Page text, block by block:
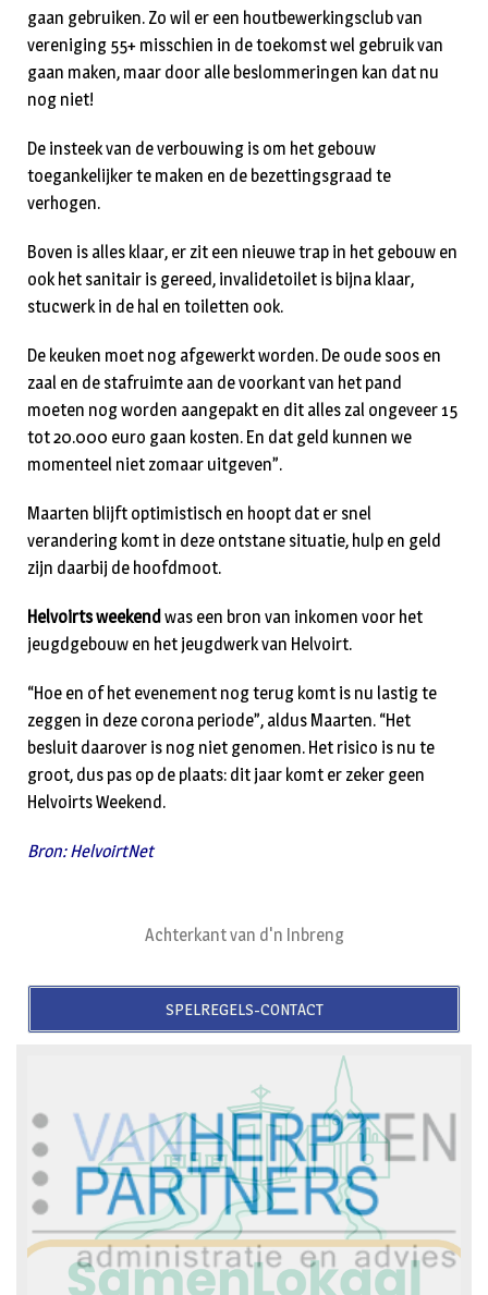
gaan gebruiken. Zo wil er een houtbewerkingsclub van
vereniging 55+ misschien in de toekomst wel gebruik van
gaan maken, maar door alle beslommeringen kan dat nu
nog niet!
De insteek van de verbouwing is om het gebouw
toegankelijker te maken en de bezettingsgraad te
verhogen.
Boven is alles klaar, er zit een nieuwe trap in het gebouw en
ook het sanitair is gereed, invalidetoilet is bijna klaar,
stucwerk in de hal en toiletten ook.
De keuken moet nog afgewerkt worden. De oude soos en
zaal en de stafruimte aan de voorkant van het pand
moeten nog worden aangepakt en dit alles zal ongeveer 15
tot 20.000 euro gaan kosten. En dat geld kunnen we
momenteel niet zomaar uitgeven”.
Maarten blijft optimistisch en hoopt dat er snel
verandering komt in deze ontstane situatie, hulp en geld
zijn daarbij de hoofdmoot.
Helvoirts weekend was een bron van inkomen voor het
jeugdgebouw en het jeugdwerk van Helvoirt.
“Hoe en of het evenement nog terug komt is nu lastig te
zeggen in deze corona periode”, aldus Maarten. “Het
besluit daarover is nog niet genomen. Het risico is nu te
groot, dus pas op de plaats: dit jaar komt er zeker geen
Helvoirts Weekend.
Bron: HelvoirtNet
Achterkant van d'n Inbreng
SPELREGELS-CONTACT